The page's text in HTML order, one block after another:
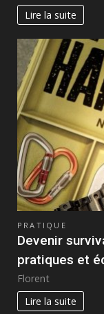
Lire la suite
PRATIQUE
Devenir
pratiques et
Florent
Lire la suite